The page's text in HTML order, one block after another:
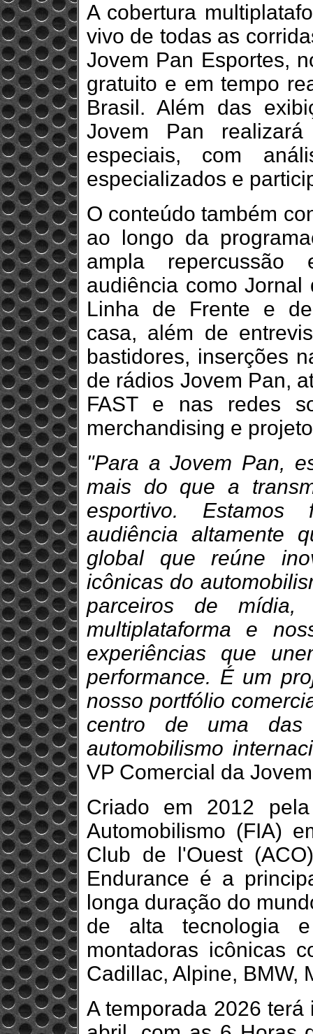
A cobertura
vivo de todas as
Jovem Pan Esportes,
gratuito e em tempo
Brasil. Além das
Jovem Pan
especiais, com
especializados e
O conteúdo também
ao longo da
ampla
audiência como
Linha de Frente e
casa, além de
bastidores, inserções
de rádios Jovem Pan,
FAST e nas redes
merchandising e
"Para a Jovem Pan,
mais do que a
esportivo.
audiência altamente
global que reúne
icônicas do
parceiros de mídia,
multiplataforma e
experiências que
performance. É um
nosso portfólio
centro de uma das
automobilismo
VP Comercial da
Criado em 2012
Automobilismo (FIA)
Club de l'Ouest
Endurance é a
longa duração do
de alta tecnologia
montadoras icônicas
Cadillac, Alpine, BMW,
A temporada 2026